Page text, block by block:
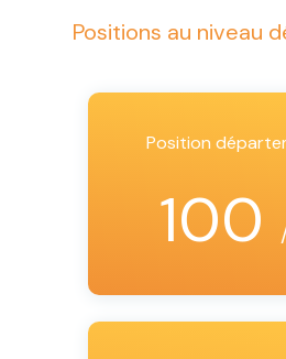
Positions au niveau
Position
100